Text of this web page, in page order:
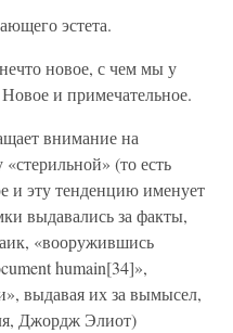
эстета.
новое, с чем мы у
и примечательное.
внимание на
(то есть
и эту тенденцию именует
выдавались за факты,
«вооружившись
humain[34]»,
выдавая их за вымысел,
Джордж Элиот)